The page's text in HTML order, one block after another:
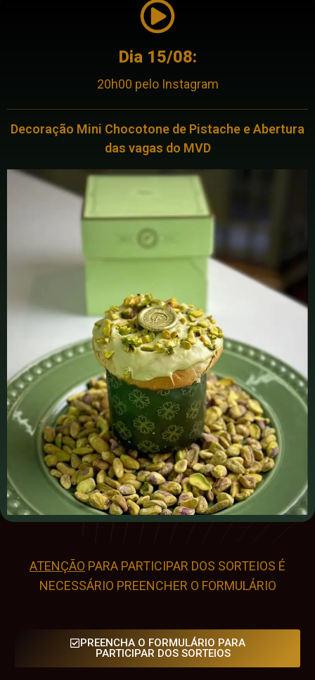
Dia 15/08:
20h00 pelo Instagram
Decoração Mini Chocotone de Pistache e Abertura
das vagas do MVD
ATENÇÃO PARA PARTICIPAR DOS SORTEIOS É
NECESSÁRIO PREENCHER O FORMULÁRIO
PREENCHA O FORMULÁRIO PARA
PARTICIPAR DOS SORTEIOS